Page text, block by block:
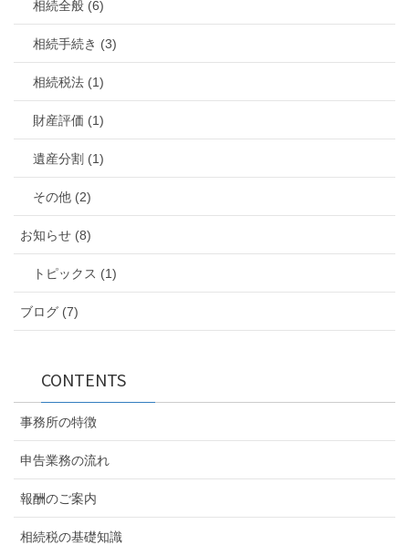
相続全般 (6)
相続手続き (3)
相続税法 (1)
財産評価 (1)
遺産分割 (1)
その他 (2)
お知らせ (8)
トピックス (1)
ブログ (7)
CONTENTS
事務所の特徴
申告業務の流れ
報酬のご案内
相続税の基礎知識